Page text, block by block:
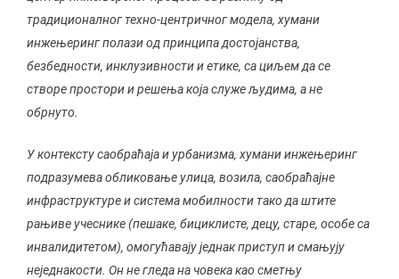
традиционалног техно-центричног модела, хумани
инжењеринг полази од принципа достојанства,
безбедности, инклузивности и етике, са циљем да се
створе простори и решења која служе људима, а не
обрнуто.
У контексту саобраћаја и урбанизма, хумани инжењеринг
подразумева обликовање улица, возила, саобраћајне
инфраструктуре и система мобилности тако да штите
рањиве учеснике (пешаке, бициклисте, децу, старе, особе са
инвалидитетом), омогућавају једнак приступ и смањују
неједнакости. Он не гледа на човека као сметњу